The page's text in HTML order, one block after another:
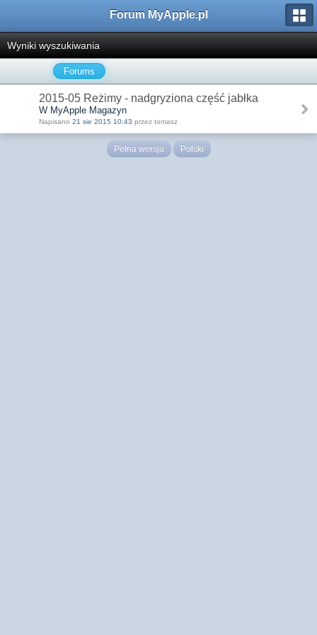
Forum MyApple.pl
Wyniki wyszukiwania
Forums
2015-05 Reżimy - nadgryziona część jabłka
W MyApple Magazyn
Napisano 21 sie 2015 10:43 przez tomasz
Pełna wersja Polski